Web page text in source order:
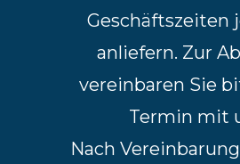
Geschäftszeiten
anliefern. Zur
vereinbaren Sie
Termin mit
Nach